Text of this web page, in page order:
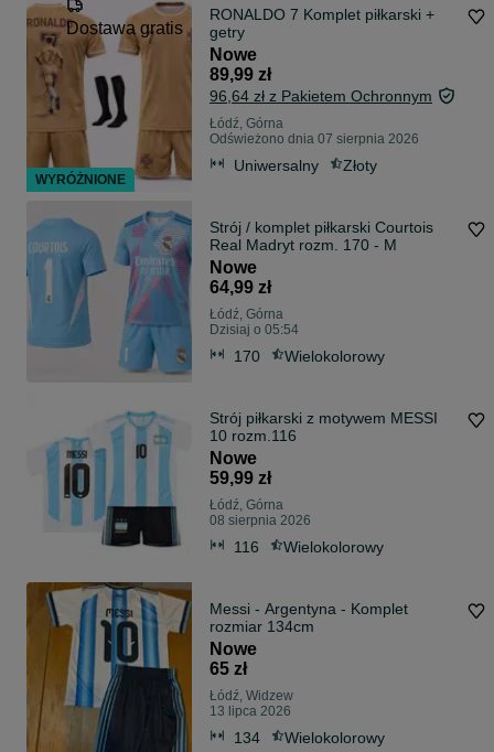
Dostawa gratis
RONALDO 7 Komplet piłkarski +
getry
Nowe
89,99 zł
96,64 zł z Pakietem Ochronnym
Łódź, Górna
Odświeżono dnia 07 sierpnia 2026
Uniwersalny Złoty
Strój / komplet piłkarski Courtois
Real Madryt rozm. 170 - M
Nowe
64,99 zł
Łódź, Górna
Dzisiaj o 05:54
170 Wielokolorowy
Strój piłkarski z motywem MESSI
10 rozm.116
Nowe
59,99 zł
Łódź, Górna
08 sierpnia 2026
116 Wielokolorowy
Messi - Argentyna - Komplet
rozmiar 134cm
Nowe
65 zł
Łódź, Widzew
13 lipca 2026
134 Wielokolorowy
WYRÓŻNIONE